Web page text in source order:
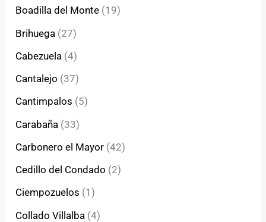
Boadilla del Monte (19)
Brihuega (27)
Cabezuela (4)
Cantalejo (37)
Cantimpalos (5)
Carabaña (33)
Carbonero el Mayor (42)
Cedillo del Condado (2)
Ciempozuelos (1)
Collado Villalba (4)